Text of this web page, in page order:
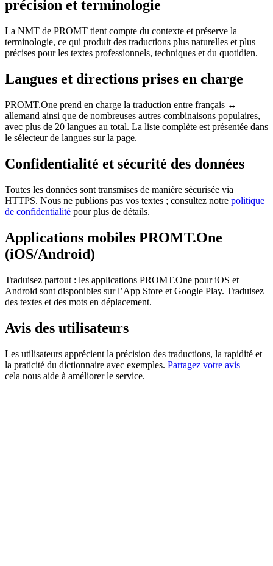
précision et terminologie
La NMT de PROMT tient compte du contexte et préserve la
terminologie, ce qui produit des traductions plus naturelles et plus
précises pour les textes professionnels, techniques et du quotidien.
Langues et directions prises en charge
PROMT.One prend en charge la traduction entre français ↔
allemand ainsi que de nombreuses autres combinaisons populaires,
avec plus de 20 langues au total. La liste complète est présentée dans
le sélecteur de langues sur la page.
Confidentialité et sécurité des données
Toutes les données sont transmises de manière sécurisée via
HTTPS. Nous ne publions pas vos textes ; consultez notre politique
de confidentialité pour plus de détails.
Applications mobiles PROMT.One
(iOS/Android)
Traduisez partout : les applications PROMT.One pour iOS et
Android sont disponibles sur l’App Store et Google Play. Traduisez
des textes et des mots en déplacement.
Avis des utilisateurs
Les utilisateurs apprécient la précision des traductions, la rapidité et
la praticité du dictionnaire avec exemples. Partagez votre avis —
cela nous aide à améliorer le service.